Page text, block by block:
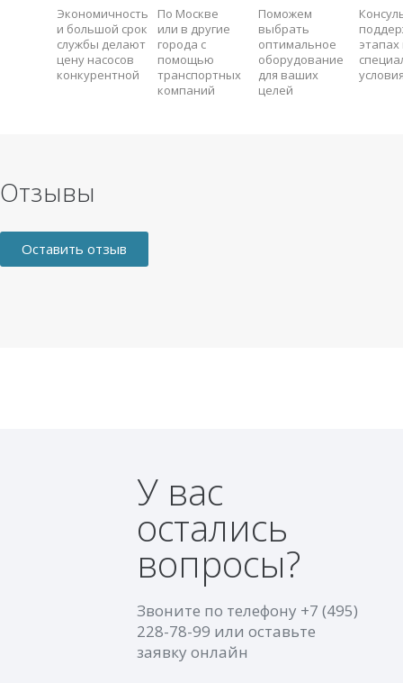
Экономичность
и большой срок
службы делают
цену насосов
конкурентной
По Москве
или в другие
города с
помощью
транспортных
компаний
Поможем
выбрать
оптимальное
оборудование
для ваших
целей
этапах
Отзывы
Оставить отзыв
У вас
остались
вопросы?
Звоните по телефону +7 (495)
228-78-99 или оставьте
заявку онлайн